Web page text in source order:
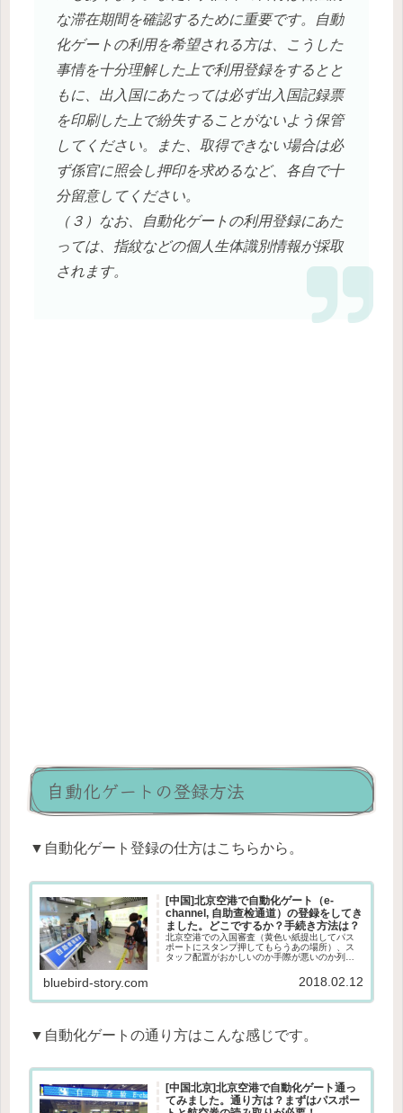
な滞在期間を確認するために重要です。自動
化ゲートの利用を希望される方は、こうした
事情を十分理解した上で利用登録をするとと
もに、出入国にあたっては必ず出入国記録票
を印刷した上で紛失することがないよう保管
してください。また、取得できない場合は必
ず係官に照会し押印を求めるなど、各自で十
分留意してください。
（３）なお、自動化ゲートの利用登録にあた
っては、指紋などの個人生体識別情報が採取
されます。
自動化ゲートの登録方法
▼自動化ゲート登録の仕方はこちらから。
[中国]北京空港で自動化ゲート（e-
channel, 自助查检通道）の登録をしてき
ました。どこでするか？手続き方法は？
北京空港での入国審査（黄色い紙提出してパス
ポートにスタンプ押してもらうあの場所）、ス
タッフ配置がおかしいのか手際が悪いのか列の
す。今までずっとしたかった北京空港での自動
bluebird-story.com 2018.02.12
▼自動化ゲートの通り方はこんな感じです。
[中国北京]北京空港で自動化ゲート通っ
てみました。通り方は？まずはパスポー